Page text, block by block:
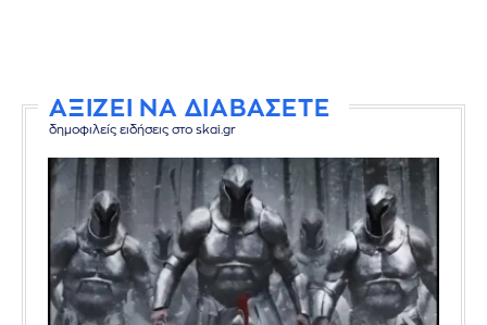
ΑΞΙΖΕΙ ΝΑ ΔΙΑΒΑΣΕΤΕ
δημοφιλείς ειδήσεις στο skai.gr